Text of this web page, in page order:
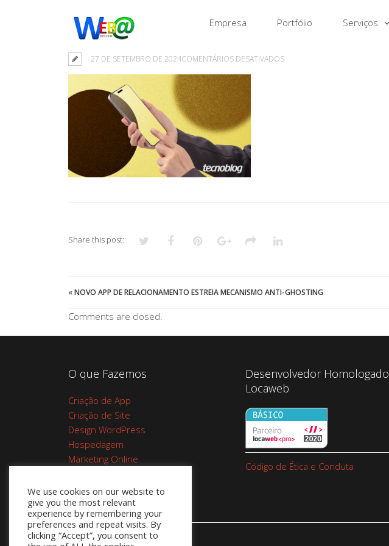
Empresa Portfólio Serviços
27 DE SETEMBRO DE 2024COMENTÁRIOS DESATIVADOSEM
Share this post:
«NOVO APP DE RELACIONAMENTO ESTREIA MECANISMO ANTI-GHOSTING
Comments are closed.
O que Fazemos
Criação de App
Criação de Site
Design WordPress
Hospedagem
Marketing Online
Cupom Google Workspace do
Google 10%
Desenvolvedor Homologado
Locaweb
Código de Ética e Conduta
We use cookies on our website to
give you the most relevant
experience by remembering your
preferences and repeat visits. By
clicking “Accept”, you consent to